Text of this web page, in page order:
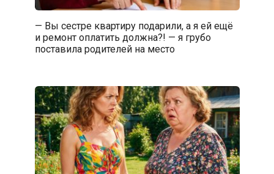
— Вы сестре квартиру подарили, а я ей ещё
и ремонт оплатить должна?! — я грубо
поставила родителей на место